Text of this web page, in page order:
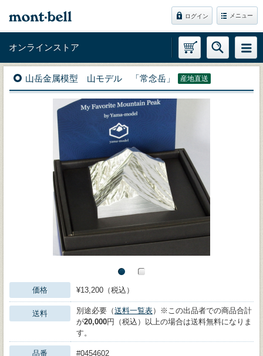
ログイン メニュー
オンラインストア
山岳金属模型 山モデル 「常念岳」 産地直送
価格 ¥13,200（税込）
送料 別途必要（送料一覧表）※この出品者での商品合計
が20,000円（税込）以上の場合は送料無料になりま
す。
品番 #0454602